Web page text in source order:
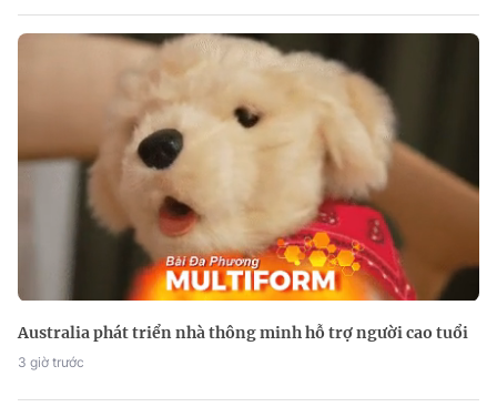
Australia phát triển nhà thông minh hỗ trợ người cao tuổi
3 giờ trước